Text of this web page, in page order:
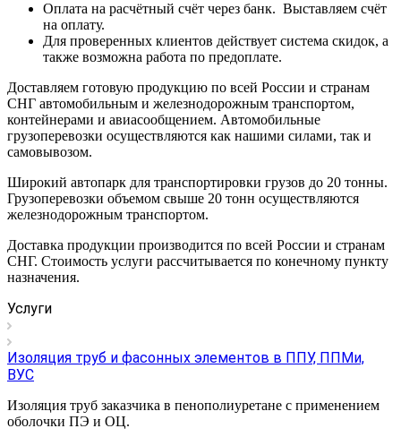
Оплата на расчётный счёт через банк. Выставляем счёт
на оплату.
Для проверенных клиентов действует система скидок, а
также возможна работа по предоплате.
Доставляем готовую продукцию по всей России и странам
СНГ автомобильным и железнодорожным транспортом,
контейнерами и авиасообщением. Автомобильные
грузоперевозки осуществляются как нашими силами, так и
самовывозом.
Широкий автопарк для транспортировки грузов до 20 тонны.
Грузоперевозки объемом свыше 20 тонн осуществляются
железнодорожным транспортом.
Доставка продукции производится по всей России и странам
СНГ. Стоимость услуги рассчитывается по конечному пункту
назначения.
Услуги
Изоляция труб и фасонных элементов в ППУ, ППМи,
ВУС
Изоляция труб заказчика в пенополиуретане с применением
оболочки ПЭ и ОЦ.